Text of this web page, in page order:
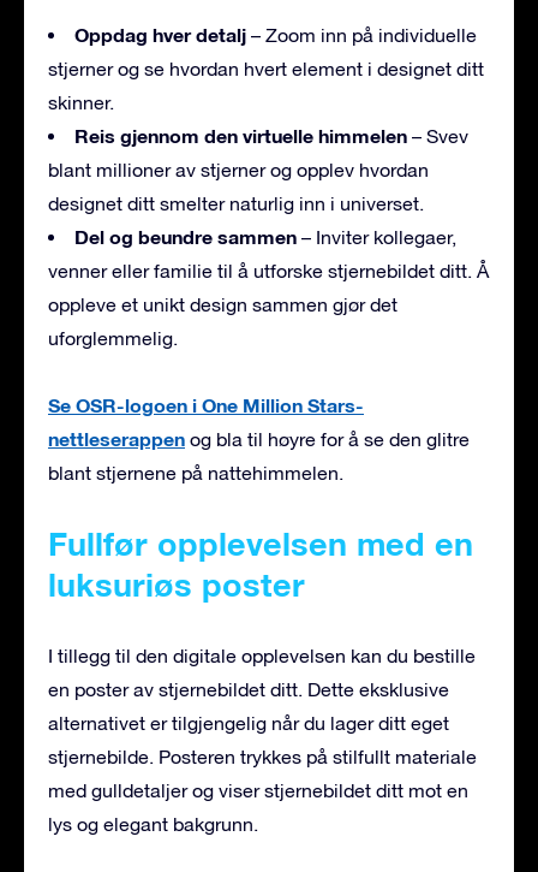
Oppdag hver detalj – Zoom inn på individuelle
stjerner og se hvordan hvert element i designet ditt
skinner.
Reis gjennom den virtuelle himmelen – Svev
blant millioner av stjerner og opplev hvordan
designet ditt smelter naturlig inn i universet.
Del og beundre sammen – Inviter kollegaer,
venner eller familie til å utforske stjernebildet ditt. Å
oppleve et unikt design sammen gjør det
uforglemmelig.
Se OSR-logoen i One Million Stars-
nettleserappen og bla til høyre for å se den glitre
blant stjernene på nattehimmelen.
Fullfør opplevelsen med en
luksuriøs poster
I tillegg til den digitale opplevelsen kan du bestille
en poster av stjernebildet ditt. Dette eksklusive
alternativet er tilgjengelig når du lager ditt eget
stjernebilde. Posteren trykkes på stilfullt materiale
med gulldetaljer og viser stjernebildet ditt mot en
lys og elegant bakgrunn.